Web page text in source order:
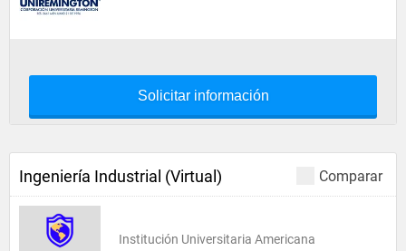
Solicitar información
Comparar
Ingeniería Industrial (Virtual)
Institución Universitaria Americana